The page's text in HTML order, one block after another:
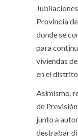
Provincia
donde se
para
viviendas
en el distrito.
Asimismo,
de
junto a
destrabar